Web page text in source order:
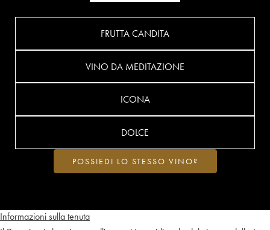
Informazioni sulla tenuta
FRUTTA CANDITA
VINO DA MEDITAZIONE
ICONA
DOLCE
POSSIEDI LO STESSO VINO?